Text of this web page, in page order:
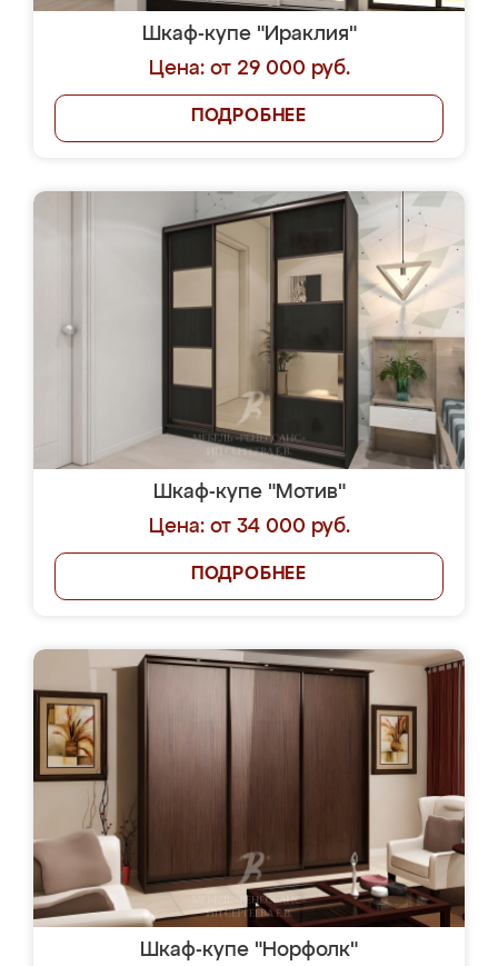
Шкаф-купе "Ираклия"
Цена: от 29 000 руб.
ПОДРОБНЕЕ
Шкаф-купе "Мотив"
Цена: от 34 000 руб.
ПОДРОБНЕЕ
Шкаф-купе "Норфолк"